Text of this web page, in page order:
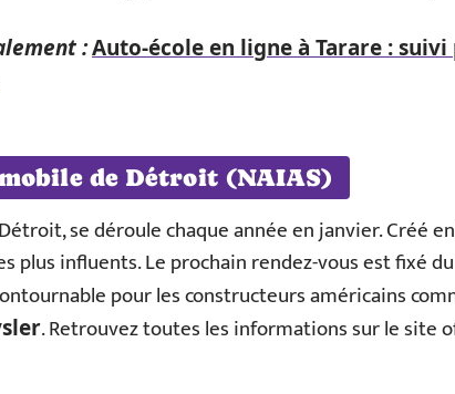
:Auto-école en ligne à Tarare :
de Détroit (NAIAS)
se déroule chaque année en janvier. Créé
plus influents. Le prochain rendez-vous est fixé
pour les constructeurs américains
. Retrouvez toutes les informations sur le site